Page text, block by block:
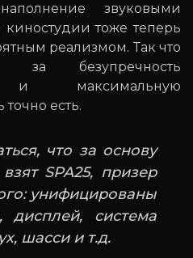
звуковыми
тоже теперь
реализмом. Так что
за безупречность
и максимальную
есть.
что за основу
SPA25, призер
унифицированы
дисплей, система
шасси и т.д.